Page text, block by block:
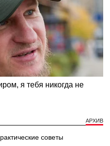
АРХИВ
советы